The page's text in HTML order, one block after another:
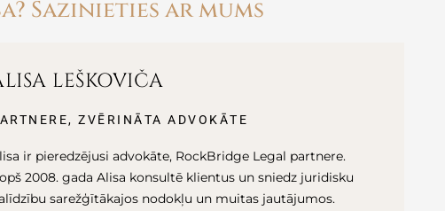
Sazinieties ar mums
LEŠKOVIČA
ZVĒRINĀTA ADVOKĀTE
ir pieredzējusi advokāte, RockBridge Legal partnere.
2008. gada Alisa konsultē klientus un sniedz juridisku
sarežģītākajos nodokļu un muitas jautājumos.